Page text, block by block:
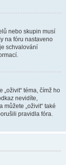
nebo skupin musí
na fóru nastaveno
schvalování
„oživit“ téma, čímž ho
nevidíte,
„oživit“ také
pravidla fóra.